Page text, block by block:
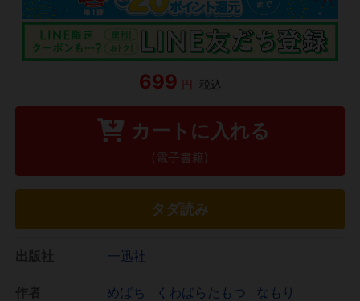
699 円 税込
カートに入れる
(電子書籍)
タダ読み
一迅社
めばち くわばらたもつ
なもり